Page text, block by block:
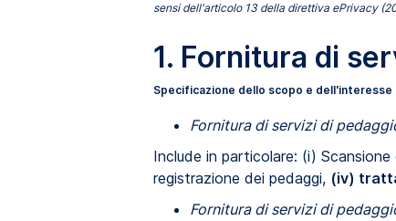
sensi dell'articolo 13 della direttiva ePrivacy
1. Fornitura di
Specificazione dello scopo e
Fornitura di servizi di
Include in particolare: (i)
registrazione dei pedaggi, (iv)
Fornitura di servizi di